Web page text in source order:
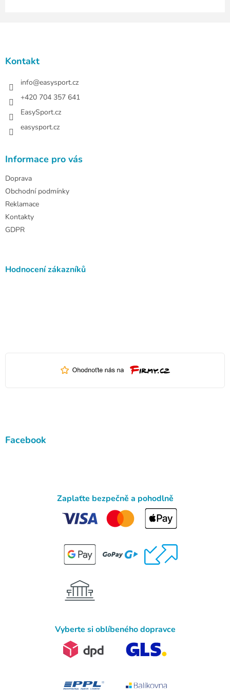
Kontakt
info@easysport.cz
+420 704 357 641
EasySport.cz
easysport.cz
Informace pro vás
Doprava
Obchodní podmínky
Reklamace
Kontakty
GDPR
Hodnocení zákazníků
Facebook
Zaplaťte bezpečně a pohodlně
Vyberte si oblíbeného dopravce